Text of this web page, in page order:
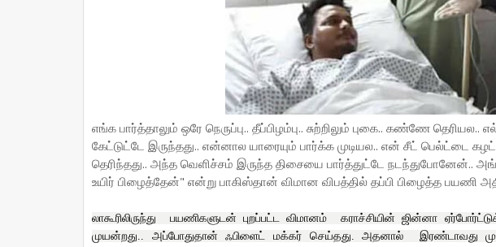
எங்க பார்த்தாலும் ஒரே நெருப்பு.. தீப்பிழம்பு.. சுற்றிலும் புகை.. கண்ணே
கேட்டுட்டே இருந்தது.. என்னால யாரையும் பார்க்க முடியல.. என் சீட் பெல்ட்டை
தெரிந்தது.. அந்த வெளிச்சம் இருந்த திசையை பார்த்துட்டே நடந்துபோனேன்..
உயிர் பிழைத்தேன்" என்று பாகிஸ்தான் விமான விபத்தில் தப்பி பிழைத்த பயணி
லாகூரிலிருந்து பயணிகளுடன் புறப்பட்ட விமானம்
கராச்சியின் ஜின்னா
முயன்றது.. அப்போதுதான் ஃபிளைட் மக்கர் செய்தது. அதனால்
இரண்டாவது